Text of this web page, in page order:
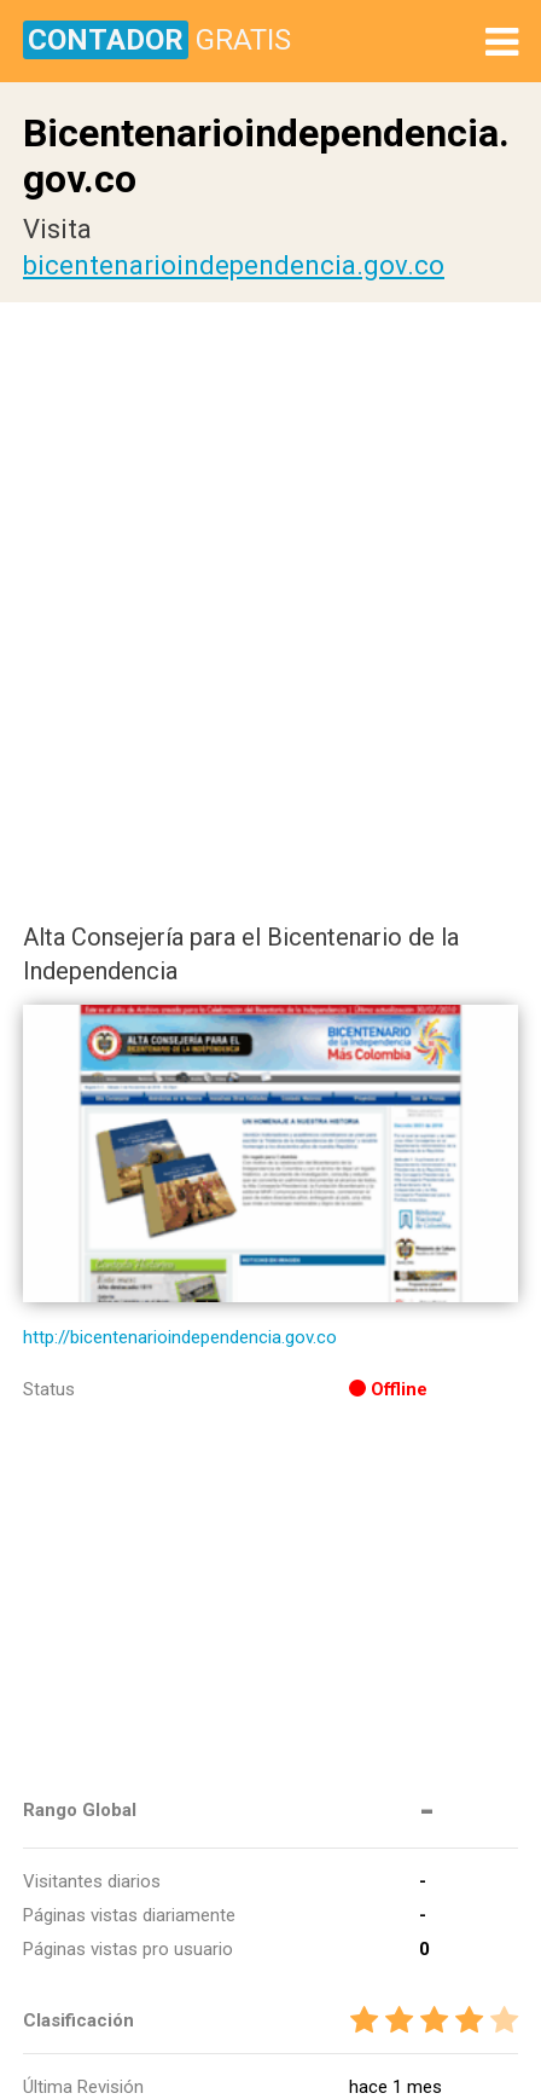
CONTADOR GRATIS
Bicentenarioindependencia.
gov.co
Visita
bicentenarioindependencia.gov.co
Alta Consejería para el Bicentenario de la
Independencia
http://bicentenarioindependencia.gov.co
Status Offline
Rango Global -
Visitantes diarios
-
Páginas vistas diariamente
-
Páginas vistas pro usuario
0
Clasificación
Última Revisión hace 1 mes